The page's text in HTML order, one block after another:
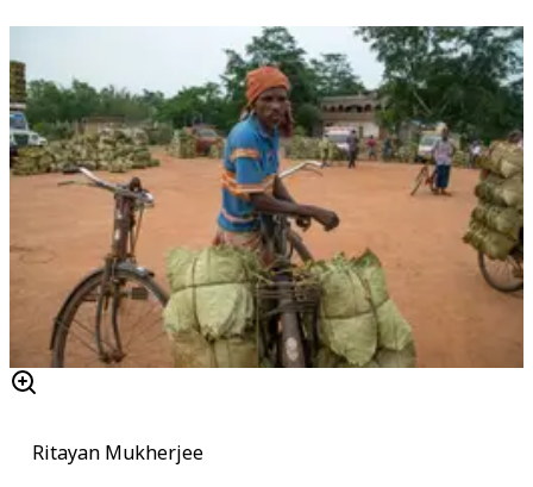
Ritayan Mukherjee